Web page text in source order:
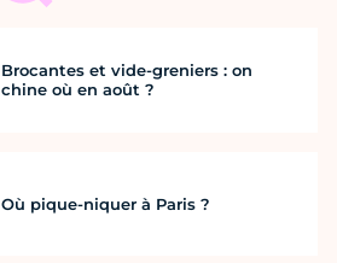
Brocantes et vide-greniers : on
chine où en août ?
Où pique-niquer à Paris ?